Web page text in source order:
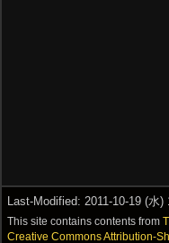
Last-Modified: 2011-10-19 (水)
This site contains contents from
Creative Commons Attribution-